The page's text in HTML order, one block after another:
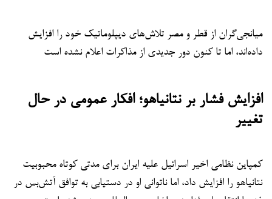
میانجی‌گران از قطر و مصر تلاش‌های دیپلوماتیک خود را افزایش
داده‌اند، اما تا کنون دور جدیدی از مذاکرات اعلام نشده است
افزایش فشار بر نتانیاهو؛ افکار عمومی در حال
تغییر
کمپاین نظامی اخیر اسرائیل علیه ایران برای مدتی کوتاه محبوبیت
نتانیاهو را افزایش داد، اما ناتوانی او در دستیابی به توافق آتش‌بس در